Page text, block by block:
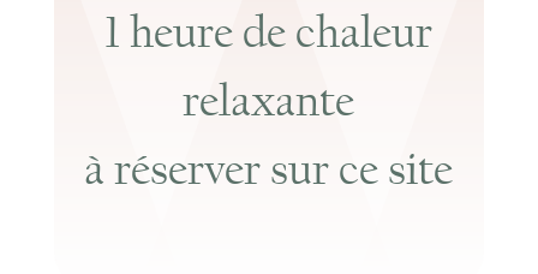
1 heure de chaleur
relaxante
à réserver sur ce site